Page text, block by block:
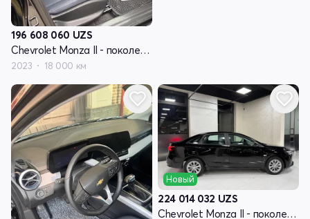
196 608 060 UZS
Chevrolet Monza II - поколение рестайлинг
2023 18 000 км
Новый
224 014 032 UZS
Chevrolet Monza II - поколение рестайлинг